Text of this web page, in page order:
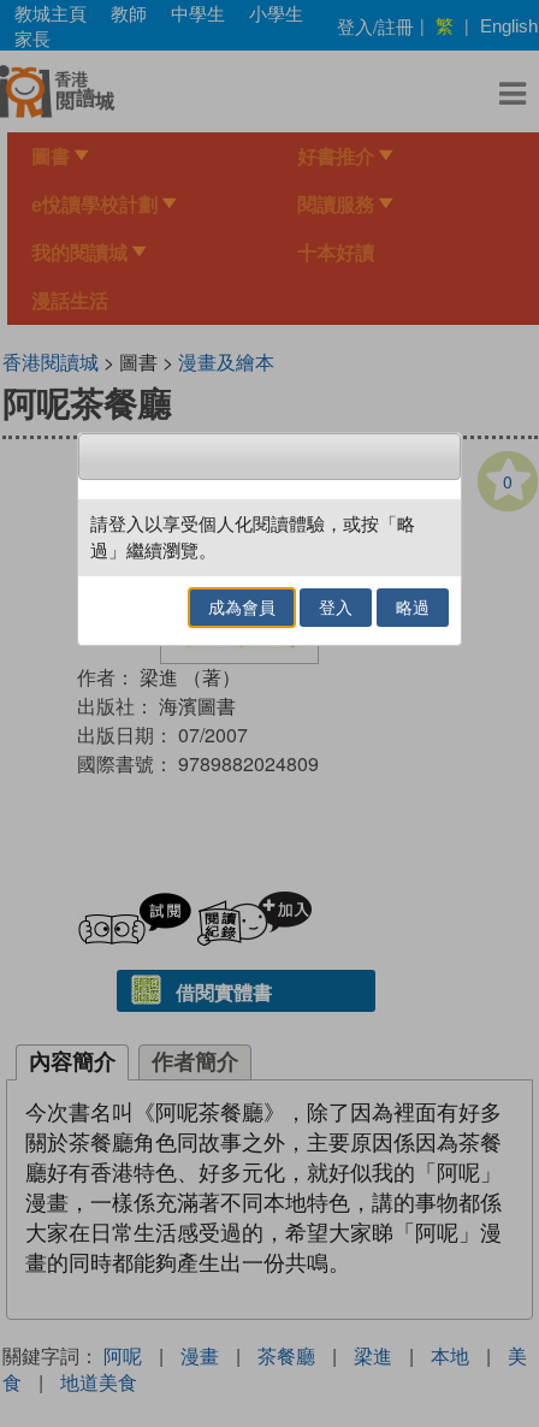
Skip
main
content
教城主頁 教師 中學生
小學生
家長
登入/註冊 | 繁 | English
圖書 好書推介
e悅讀學校計劃 閱讀服務
我的閱讀城 十本好讀
漫話生活
香港閱讀城> 圖書 > 漫畫及繪本
阿呢茶餐廳
0
作者： 梁進 （著）
出版社： 海濱圖書
出版日期： 07/2007
國際書號： 9789882024809
試閲
借閱實體書
內容簡介 作者簡介
今次書名叫《阿呢茶餐廳》，除了因為裡面有好多
關於茶餐廳角色同故事之外，主要原因係因為茶餐
廳好有香港特色、好多元化，就好似我的「阿呢」
漫畫，一樣係充滿著不同本地特色，講的事物都係
大家在日常生活感受過的，希望大家睇「阿呢」漫
畫的同時都能夠產生出一份共鳴。
關鍵字詞： 阿呢 | 漫畫 | 茶餐廳 | 梁進 | 本地 |
美
食
| 地道美食
請登入以享受個人化閱讀體驗，或按「略
過」繼續瀏覽。
成為會員 登入 略過